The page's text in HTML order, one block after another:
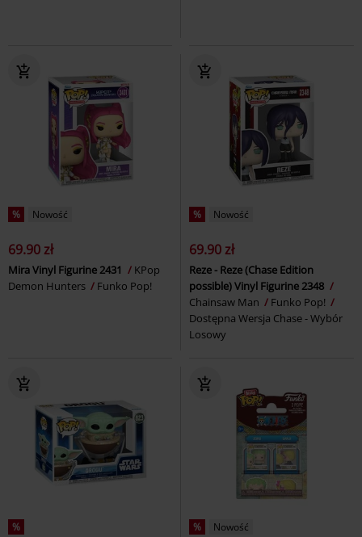
% Nowość
69.90 zł
Mira Vinyl Figurine 2431
KPop
Demon Hunters
Funko Pop!
% Nowość
69.90 zł
Reze - Reze (Chase Edition
possible) Vinyl Figurine 2348
Chainsaw Man
Funko Pop!
Dostępna Wersja Chase - Wybór
Losowy
% % Nowość